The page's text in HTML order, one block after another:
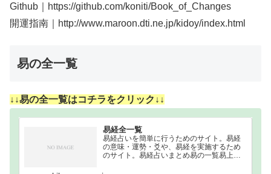
Github｜https://github.com/koniti/Book_of_Changes
開運指南｜http://www.maroon.dti.ne.jp/kidoy/index.html
易の全一覧
↓↓易の全一覧はコチラをクリック↓↓
易経全一覧
易経占いを簡単に行うためのサイト。易経
の意味・運勢・爻や、易経を実施するため
のサイト。易経占いまとめ易の一覧易上卦
乾（けん）☰☰2｜坤為地｜こんいち坤（こ